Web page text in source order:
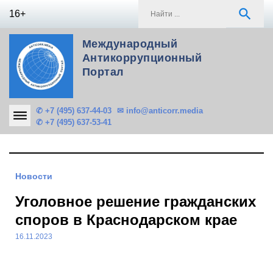
16+ search
Международный
Антикоррупционный
Портал
✆ +7 (495) 637-44-03
✆ +7 (495) 637-53-41
✉ info@anticorr.media
Новости
Уголовное решение гражданских
споров в Краснодарском крае
16.11.2023